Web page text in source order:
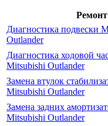
Диагностика подвески
Outlander
Диагностика ходовой
Mitsubishi Outlander
Замена втулок
Mitsubishi Outlander
Замена задних
Mitsubishi Outlander